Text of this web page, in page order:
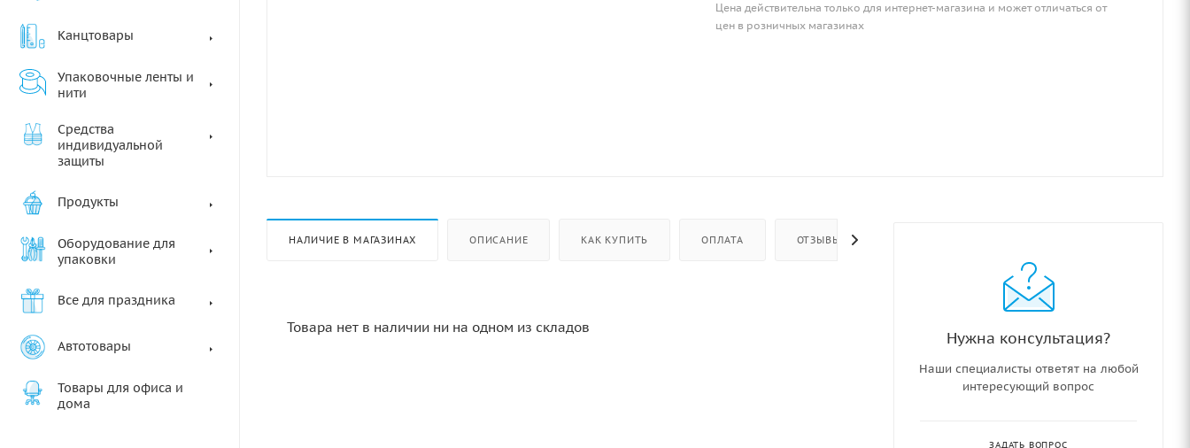
Канцтовары
Упаковочные ленты и
нити
Средства
индивидуальной
защиты
Продукты
Оборудование для
упаковки
Все для праздника
Автотовары
Товары для офиса и
дома
Цена действительна только для интернет-магазина и может отличаться от
цен в розничных магазинах
НАЛИЧИЕ В МАГАЗИНАХ ОПИСАНИЕ КАК КУПИТЬ ОПЛАТА ОТЗЫВЫ
Товара нет в наличии ни на одном из складов
Нужна консультация?
Наши специалисты ответят на любой
интересующий вопрос
ЗАДАТЬ ВОПРОС